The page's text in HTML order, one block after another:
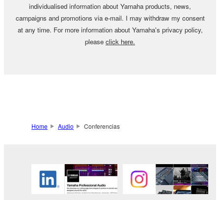
individualised information about Yamaha products, news,
campaigns and promotions via e-mail. I may withdraw my consent
at any time. For more information about Yamaha's privacy policy,
please click here.
Home Audio Conferencias